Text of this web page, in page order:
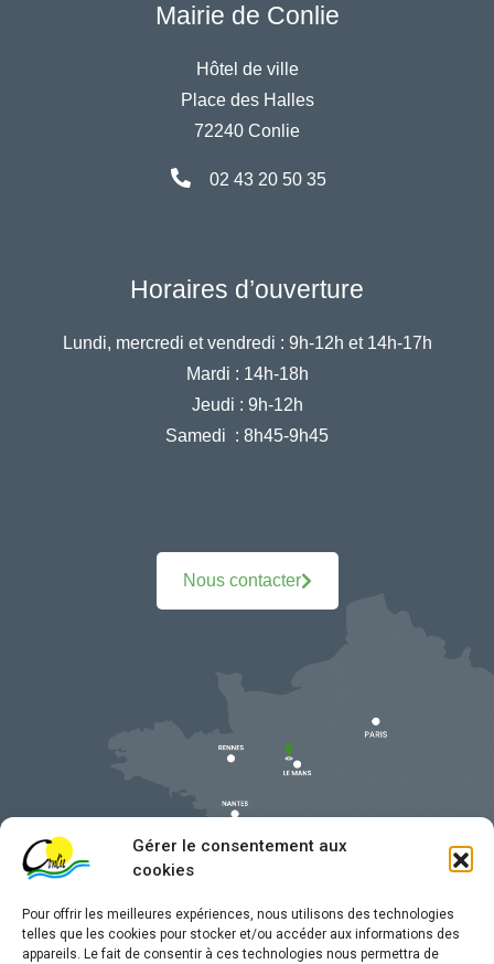
Gérer le consentement aux
cookies
Pour offrir les meilleures expériences, nous utilisons des technologies
telles que les cookies pour stocker et/ou accéder aux informations des
appareils. Le fait de consentir à ces technologies nous permettra de
Mairie de Conlie
Hôtel de ville
Place des Halles
72240 Conlie
02 43 20 50 35
Horaires d’ouverture
Lundi, mercredi et vendredi : 9h-12h et 14h-17h
Mardi : 14h-18h
Jeudi : 9h-12h
Samedi : 8h45-9h45
Nous contacter